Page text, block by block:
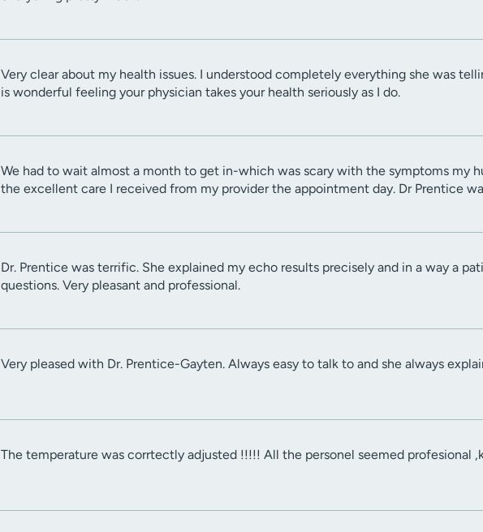
Very clear about my health issues. I understood completely everything she was
is wonderful feeling your physician takes your health seriously as I do.
We had to wait almost a month to get in-which was scary with the symptoms my
the excellent care I received from my provider the appointment day. Dr Prentice
Dr. Prentice was terrific. She explained my echo results precisely and in a way a
questions. Very pleasant and professional.
Very pleased with Dr. Prentice-Gayten. Always easy to talk to and she always
The temperature was corrtectly adjusted !!!!! All the personel seemed profesional